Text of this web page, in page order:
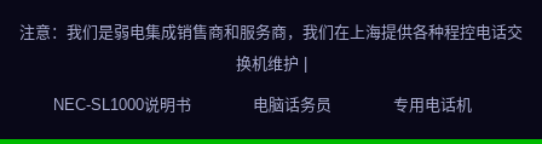
注意：我们是弱电集成销售商和服务商，我们在上海提供各种程控电话交
换机维护
NEC-SL1000说明书 电脑话务员 专用电话机